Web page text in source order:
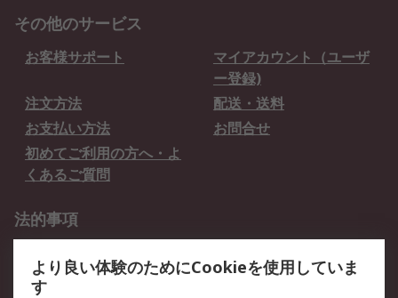
その他のサービス
お客様サポート
マイアカウント（ユーザ
ー登録)
注文方法
配送・送料
お支払い方法
お問合せ
初めてご利用の方へ・よ
くあるご質問
法的事項
クッキーポリシー
より良い体験のためにCookieを使用していま
す